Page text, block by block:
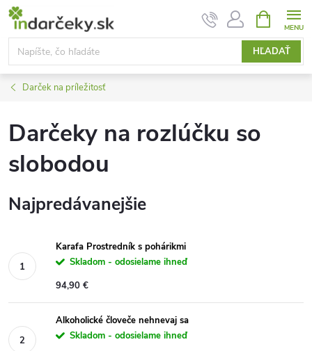
Prejsť
obsah
HĽADAŤ
KOŠÍK
Darček na príležitosť
Darčeky na rozlúčku so
slobodou
Najpredávanejšie
Karafa Prostredník s pohárikmi
Skladom - odosielame ihneď
94,90 €
Alkoholické človeče nehnevaj sa
Skladom - odosielame ihneď